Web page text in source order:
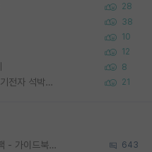
28
38
10
12
8
경북대 컴퓨터학부 4.4 -> 카이스트 전기전자 석박사통합과정 합격 21
[무료] 2026 미국 대학원 유학 스타터팩 - 가이드북 & 합격자 컨택메일 템플릿 643